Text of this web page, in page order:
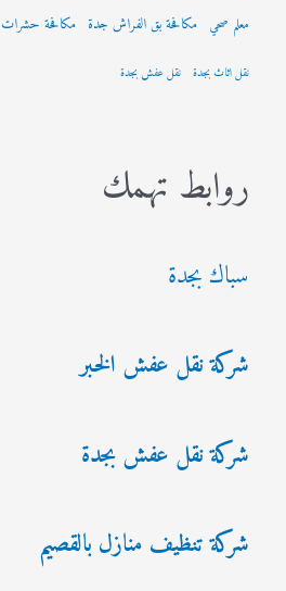
معلم صحي مكافحة بق الفراش جدة مكافحة حشرات
نقل اثاث بجدة نقل عفش بجدة
روابط تهمك
سباك بجدة
شركة نقل عفش الخبر
شركة نقل عفش بجدة
شركة تنظيف منازل بالقصيم